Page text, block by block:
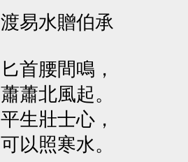
渡易水贈伯承
匕首腰間鳴，
蕭蕭北風起。
平生壯士心，
可以照寒水。